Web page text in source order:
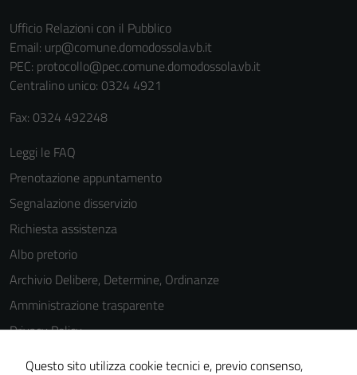
Ufficio Relazioni con il Pubblico
Email: urp@comune.domodossola.vb.it
PEC: protocollo@pec.comune.domodossola.vb.it
Centralino unico: 0324 4921
Fax: 0324 492248
Leggi le FAQ
Prenotazione appuntamento
Segnalazione disservizio
Richiesta assistenza
Albo pretorio
Archivio Delibere, Determine, Ordinanze
Amministrazione trasparente
Privacy Policy
Cookie Policy
Questo sito utilizza cookie tecnici e, previo consenso,